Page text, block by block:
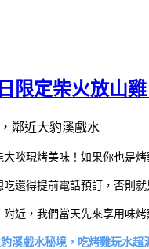
限定柴火放山
啖現烤美味！如果你也是
還得提前電話預訂，否則就
近，我們當天先來享用味
溪戲水秘境，吃烤雞玩水超